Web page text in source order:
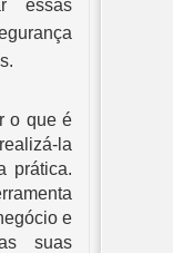
essas
o que é
la
prática.
e
suas